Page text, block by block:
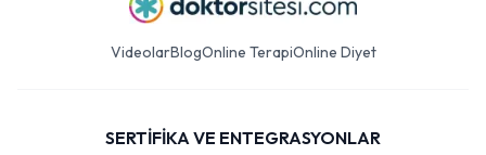
VideolarBlogOnline TerapiOnline Diyet
SERTİFİKA VE ENTEGRASYONLAR